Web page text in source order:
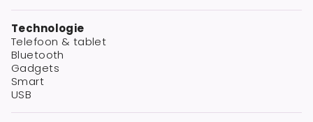
Technologie
Telefoon & tablet
Bluetooth
Gadgets
Smart
USB